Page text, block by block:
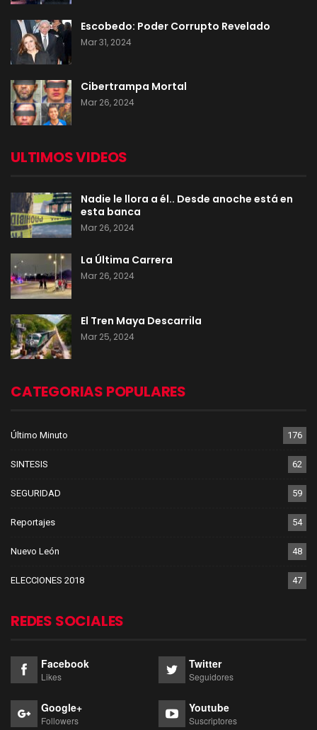
Escobedo: Poder Corrupto Revelado
Mar 31, 2024
Cibertrampa Mortal
Mar 26, 2024
ULTIMOS VIDEOS
Nadie le llora a él.. Desde anoche está en
esta banca
Mar 26, 2024
La Última Carrera
Mar 26, 2024
El Tren Maya Descarrila
Mar 25, 2024
CATEGORIAS POPULARES
Último Minuto 176
SINTESIS 62
SEGURIDAD 59
Reportajes 54
Nuevo León 48
ELECCIONES 2018 47
REDES SOCIALES
Facebook
Likes
Twitter
Seguidores
Google+
Followers
Youtube
Suscriptores